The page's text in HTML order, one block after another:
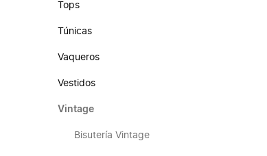
Tops
Túnicas
Vaqueros
Vestidos
Vintage
Bisutería Vintage